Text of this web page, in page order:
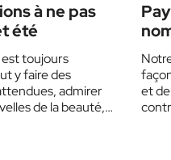
à ne pas
été
est toujours
y faire des
admirer
de la beauté,
et